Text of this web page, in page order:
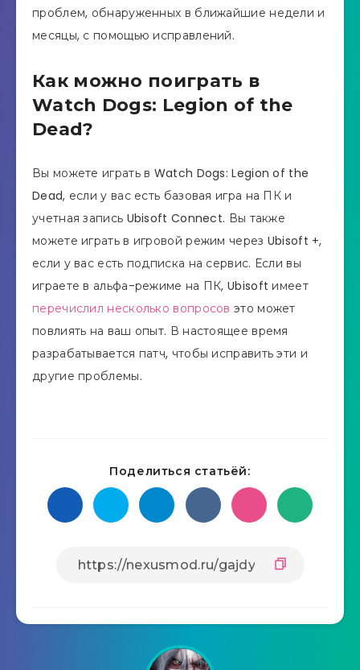
проблем, обнаруженных в ближайшие недели и
месяцы, с помощью исправлений.
Как можно поиграть в
Watch Dogs: Legion of the
Dead?
Вы можете играть в Watch Dogs: Legion of the
Dead, если у вас есть базовая игра на ПК и
учетная запись Ubisoft Connect. Вы также
можете играть в игровой режим через Ubisoft +,
если у вас есть подписка на сервис. Если вы
играете в альфа-режиме на ПК, Ubisoft имеет
перечислил несколько вопросов это может
повлиять на ваш опыт. В настоящее время
разрабатывается патч, чтобы исправить эти и
другие проблемы.
Поделиться статьёй: